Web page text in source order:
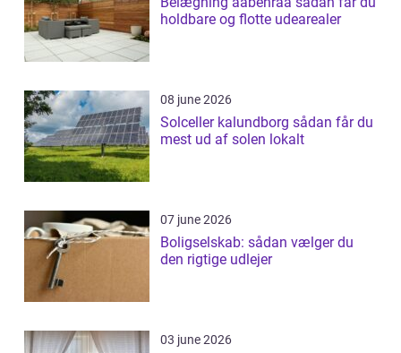
holdbare og flotte udearealer
08 june 2026
Solceller kalundborg sådan får du
mest ud af solen lokalt
07 june 2026
Boligselskab: sådan vælger du
den rigtige udlejer
03 june 2026